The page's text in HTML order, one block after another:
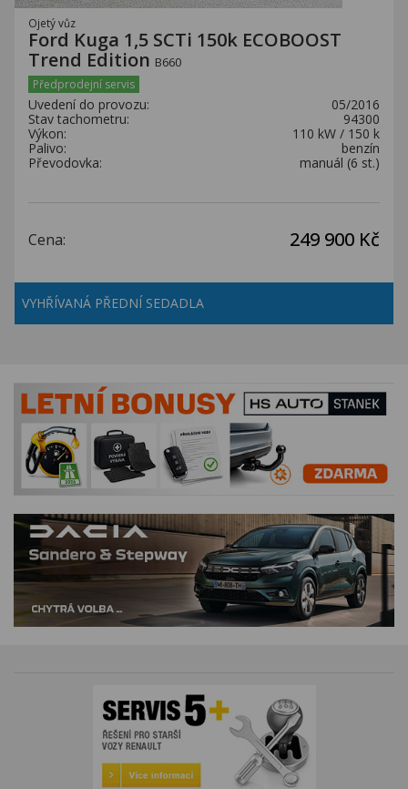
Ojetý vůz
Ford Kuga 1,5 SCTi 150k ECOBOOST
Trend Edition B660
Předprodejní servis
Uvedení do provozu:
05/2016
Stav tachometru:
94300
Výkon:
110 kW / 150 k
Palivo:
benzín
Převodovka:
manuál (6 st.)
Cena: 249 900 Kč
VYHŘÍVANÁ PŘEDNÍ SEDADLA